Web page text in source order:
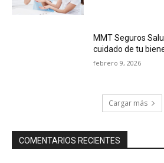
MMT Seguros
cuidado de tu
febrero 9, 2026
Cargar más
COMENTARIOS RECIENTES